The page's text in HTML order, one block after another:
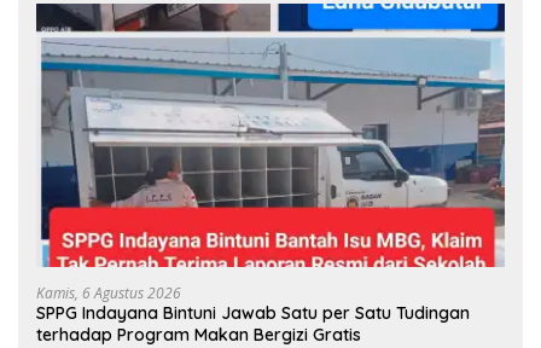
Kamis, 6 Agustus 2026
SPPG Indayana Bintuni Jawab Satu per Satu Tudingan
terhadap Program Makan Bergizi Gratis